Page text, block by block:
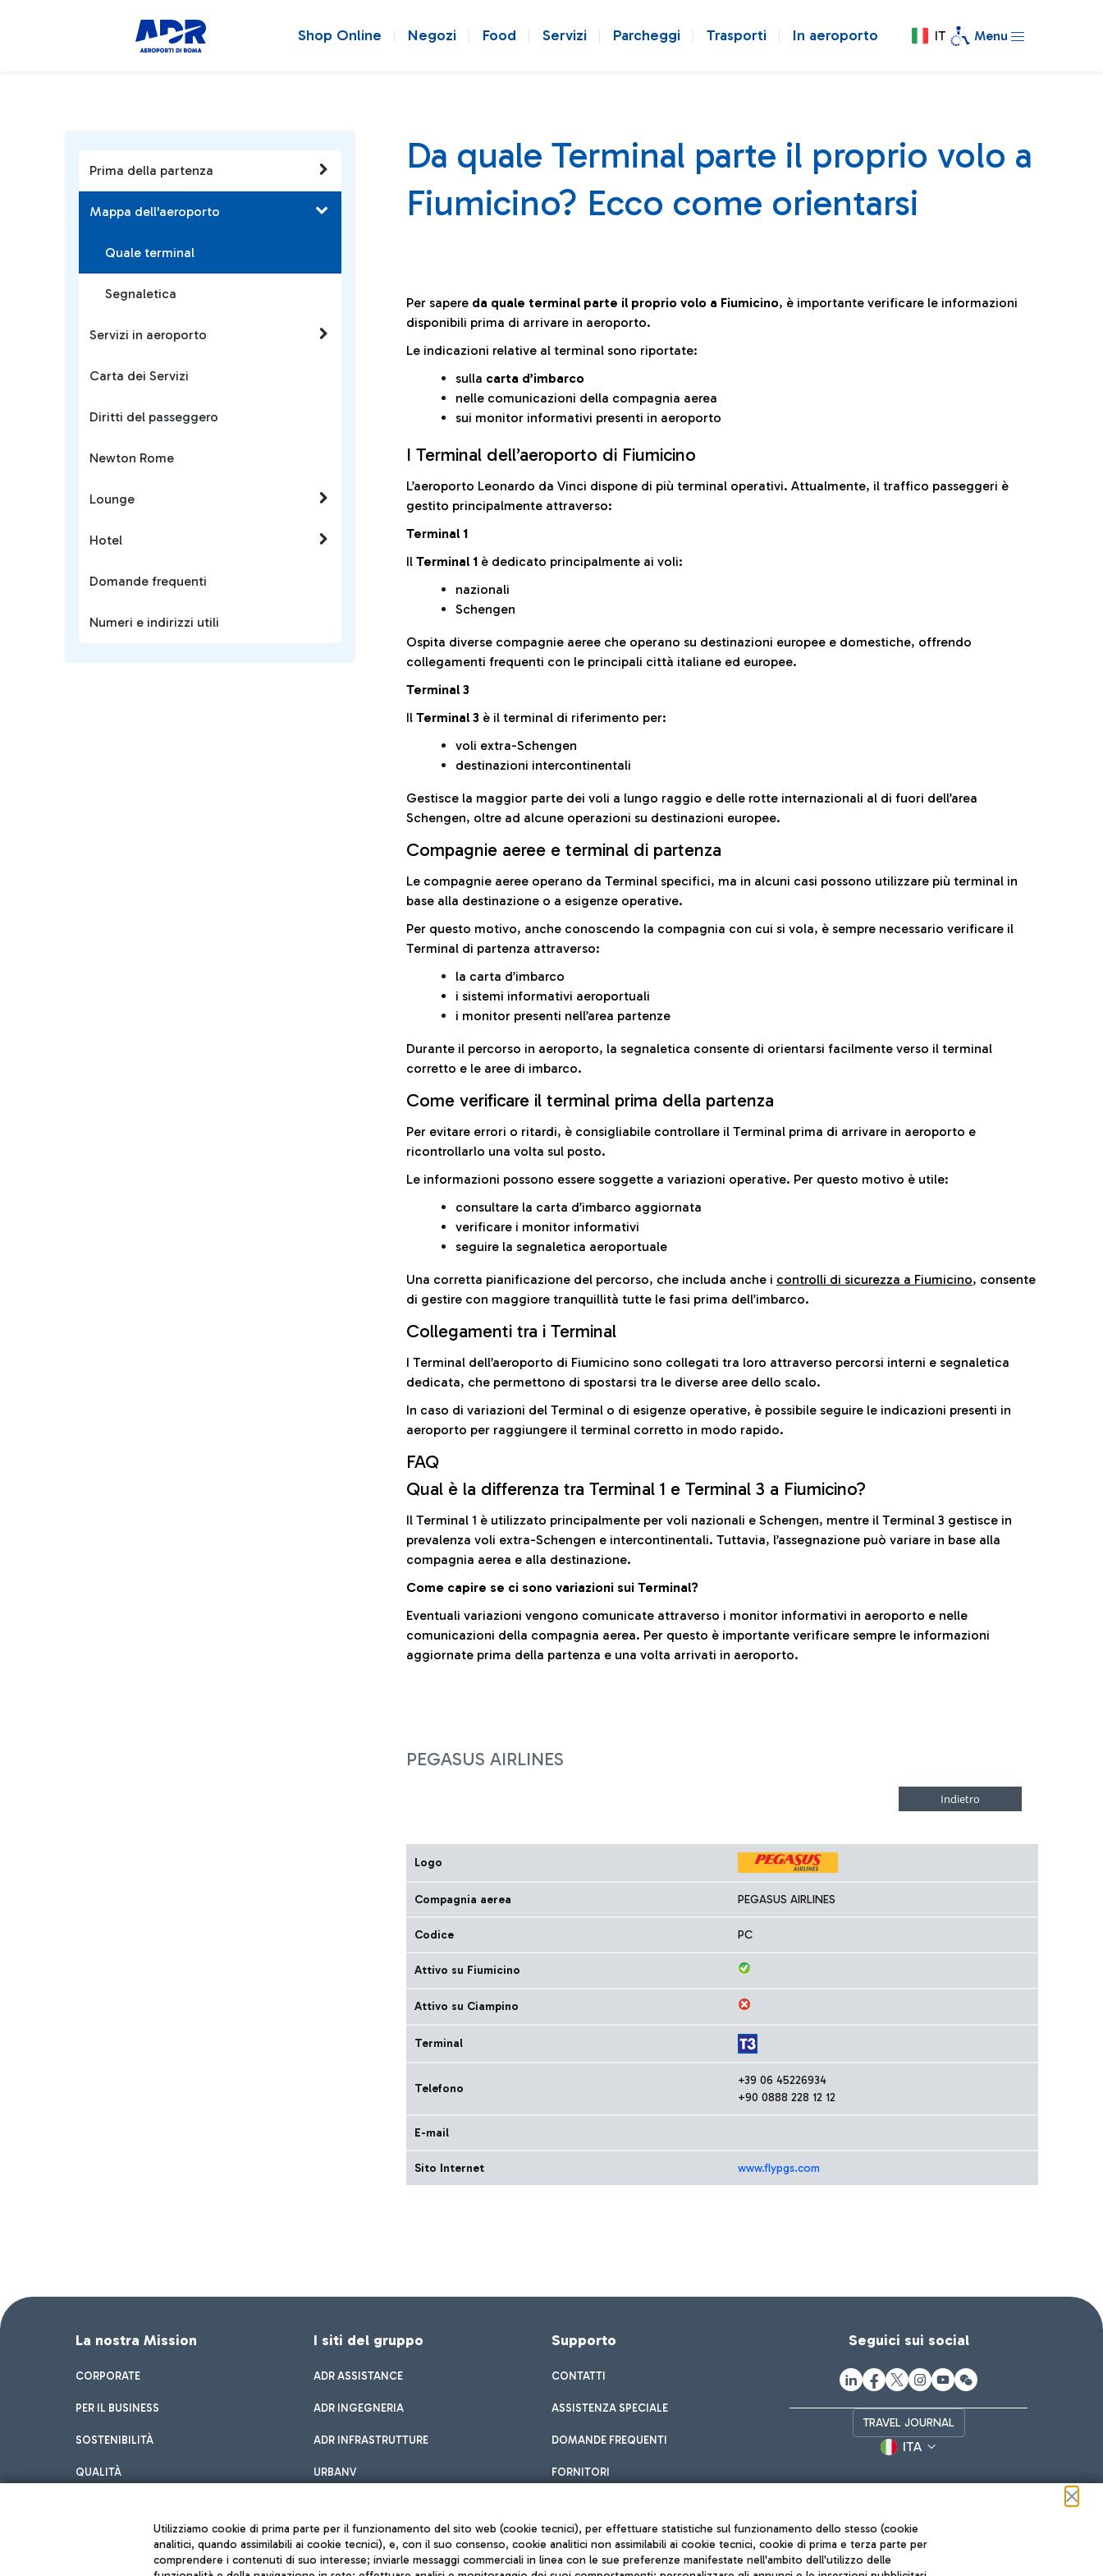
Shop Online Negozi Food Servizi Parcheggi Trasporti In aeroporto IT Menu
Prima della partenza
Mappa dell'aeroporto
Quale terminal
Segnaletica
Servizi in aeroporto
Carta dei Servizi
Diritti del passeggero
Newton Rome
Lounge
Hotel
Domande frequenti
Numeri e indirizzi utili
Da quale Terminal parte il proprio volo a
Fiumicino? Ecco come orientarsi
Per sapere da quale terminal parte il proprio volo a Fiumicino, è importante verificare le informazioni
disponibili prima di arrivare in aeroporto.
Le indicazioni relative al terminal sono riportate:
sulla carta d’imbarco
nelle comunicazioni della compagnia aerea
sui monitor informativi presenti in aeroporto
I Terminal dell’aeroporto di Fiumicino
L’aeroporto Leonardo da Vinci dispone di più terminal operativi. Attualmente, il traffico passeggeri è
gestito principalmente attraverso:
Terminal 1
Il Terminal 1 è dedicato principalmente ai voli:
nazionali
Schengen
Ospita diverse compagnie aeree che operano su destinazioni europee e domestiche, offrendo
collegamenti frequenti con le principali città italiane ed europee.
Terminal 3
Il Terminal 3 è il terminal di riferimento per:
voli extra-Schengen
destinazioni intercontinentali
Gestisce la maggior parte dei voli a lungo raggio e delle rotte internazionali al di fuori dell’area
Schengen, oltre ad alcune operazioni su destinazioni europee.
Compagnie aeree e terminal di partenza
Le compagnie aeree operano da Terminal specifici, ma in alcuni casi possono utilizzare più terminal in
base alla destinazione o a esigenze operative.
Per questo motivo, anche conoscendo la compagnia con cui si vola, è sempre necessario verificare il
Terminal di partenza attraverso:
la carta d’imbarco
i sistemi informativi aeroportuali
i monitor presenti nell’area partenze
Durante il percorso in aeroporto, la segnaletica consente di orientarsi facilmente verso il terminal
corretto e le aree di imbarco.
Come verificare il terminal prima della partenza
Per evitare errori o ritardi, è consigliabile controllare il Terminal prima di arrivare in aeroporto e
ricontrollarlo una volta sul posto.
Le informazioni possono essere soggette a variazioni operative. Per questo motivo è utile:
consultare la carta d’imbarco aggiornata
verificare i monitor informativi
seguire la segnaletica aeroportuale
Una corretta pianificazione del percorso, che includa anche i controlli di sicurezza a Fiumicino, consente
di gestire con maggiore tranquillità tutte le fasi prima dell’imbarco.
Collegamenti tra i Terminal
I Terminal dell’aeroporto di Fiumicino sono collegati tra loro attraverso percorsi interni e segnaletica
dedicata, che permettono di spostarsi tra le diverse aree dello scalo.
In caso di variazioni del Terminal o di esigenze operative, è possibile seguire le indicazioni presenti in
aeroporto per raggiungere il terminal corretto in modo rapido.
FAQ
Qual è la differenza tra Terminal 1 e Terminal 3 a Fiumicino?
Il Terminal 1 è utilizzato principalmente per voli nazionali e Schengen, mentre il Terminal 3 gestisce in
prevalenza voli extra-Schengen e intercontinentali. Tuttavia, l’assegnazione può variare in base alla
compagnia aerea e alla destinazione.
Come capire se ci sono variazioni sui Terminal?
Eventuali variazioni vengono comunicate attraverso i monitor informativi in aeroporto e nelle
comunicazioni della compagnia aerea. Per questo è importante verificare sempre le informazioni
aggiornate prima della partenza e una volta arrivati in aeroporto.
PEGASUS AIRLINES
Logo
Compagnia aerea PEGASUS AIRLINES
Codice PC
Attivo su Fiumicino
Attivo su Ciampino
Terminal
Telefono
+39 06 45226934
+90 0888 228 12 12
E-mail
Sito Internet www.flypgs.com
La nostra Mission
CORPORATE
PER IL BUSINESS
SOSTENIBILITÀ
QUALITÀ
I siti del gruppo
ADR ASSISTANCE
ADR INGEGNERIA
ADR INFRASTRUTTURE
URBANV
Supporto
CONTATTI
ASSISTENZA SPECIALE
DOMANDE FREQUENTI
FORNITORI
Seguici sui social
TRAVEL JOURNAL
ITA
Utilizziamo cookie di prima parte per il funzionamento del sito web (cookie tecnici), per effettuare statistiche sul funzionamento dello stesso (cookie
analitici, quando assimilabili ai cookie tecnici), e, con il suo consenso, cookie analitici non assimilabili ai cookie tecnici, cookie di prima e terza parte per
comprendere i contenuti di suo interesse; inviarle messaggi commerciali in linea con le sue preferenze manifestate nell'ambito dell'utilizzo delle